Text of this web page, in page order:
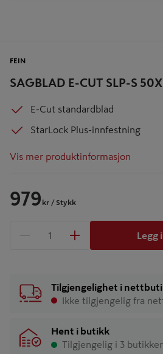
SAGBLAD E-CUT SLP-S
FEIN
E-Cut standardblad
StarLock Plus-innfestning
Vis mer produktinformasjon
979 kr / Stykk
1 produkter
Legg
Tilgjengelighet i
Ikke tilgjengelig fra
Hent i butikk
Tilgjengelig i 3 butikker